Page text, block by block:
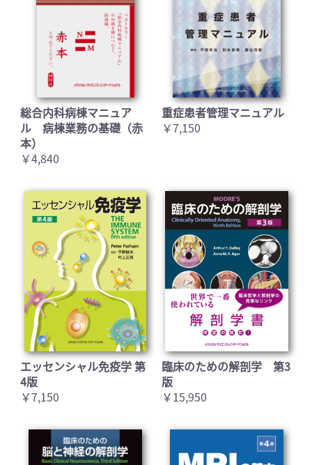
総合内科病棟マニュア
ル 病棟業務の基礎（赤
本）
￥4,840
重症患者管理マニュアル
￥7,150
エッセンシャル免疫学 第
4版
￥7,150
臨床のための解剖学 第3
版
￥15,950